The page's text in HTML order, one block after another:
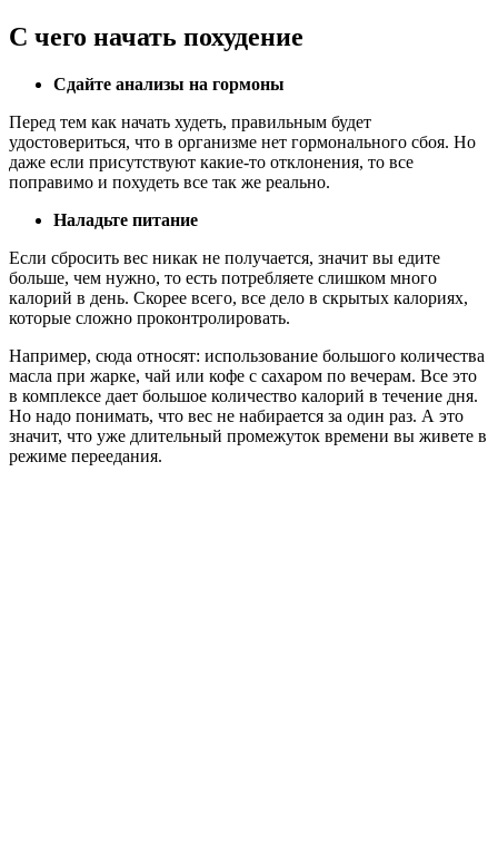
С чего начать похудение
Сдайте анализы на гормоны
Перед тем как начать худеть, правильным будет
удостовериться, что в организме нет гормонального сбоя. Но
даже если присутствуют какие-то отклонения, то все
поправимо и похудеть все так же реально.
Наладьте питание
Если сбросить вес никак не получается, значит вы едите
больше, чем нужно, то есть потребляете слишком много
калорий в день. Скорее всего, все дело в скрытых калориях,
которые сложно проконтролировать.
Например, сюда относят: использование большого количества
масла при жарке, чай или кофе с сахаром по вечерам. Все это
в комплексе дает большое количество калорий в течение дня.
Но надо понимать, что вес не набирается за один раз. А это
значит, что уже длительный промежуток времени вы живете в
режиме переедания.